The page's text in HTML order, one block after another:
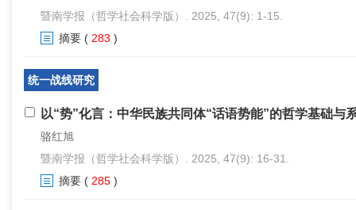
暨南学报（哲学社会科学版）. 2025, 47(9): 1-15.
摘要 ( 283 )
统一战线研究
以“势”化言：中华民族共同体“话语势能”的哲学基础与
骆红旭
暨南学报（哲学社会科学版）. 2025, 47(9): 16-31.
摘要 ( 285 )